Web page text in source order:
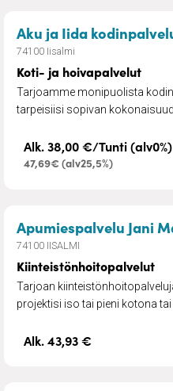
Aku ja Iida
74100 Iisalmi
Koti- ja hoivapalvelut
Tarjoamme monipuolista
tarpeisiisi sopivan
Alk. 38,00 €/Tunti (alv0%)
47,69€ (alv25,5%)
Apumiespalvelu Jani
74100 IISALMI
Kiinteistönhoitopalvelut
Tarjoan
projektisi iso tai pieni kotona tai
Alk. 43,93 €